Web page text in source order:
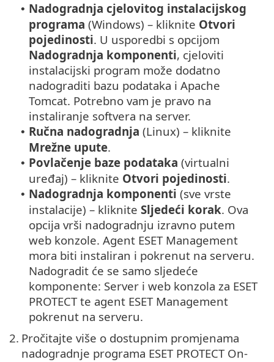
• Nadogradnja cjelovitog instalacijskog
programa (Windows) – kliknite Otvori
pojedinosti. U usporedbi s opcijom
Nadogradnja komponenti, cjeloviti
instalacijski program može dodatno
nadograditi bazu podataka i Apache
Tomcat. Potrebno vam je pravo na
instaliranje softvera na server.
• Ručna nadogradnja (Linux) – kliknite
Mrežne upute.
• Povlačenje baze podataka (virtualni
uređaj) – kliknite Otvori pojedinosti.
• Nadogradnja komponenti (sve vrste
instalacije) – kliknite Sljedeći korak. Ova
opcija vrši nadogradnju izravno putem
web konzole. Agent ESET Management
mora biti instaliran i pokrenut na serveru.
Nadogradit će se samo sljedeće
komponente: Server i web konzola za ESET
PROTECT te agent ESET Management
pokrenut na serveru.
2. Pročitajte više o dostupnim promjenama
nadogradnje programa ESET PROTECT On-